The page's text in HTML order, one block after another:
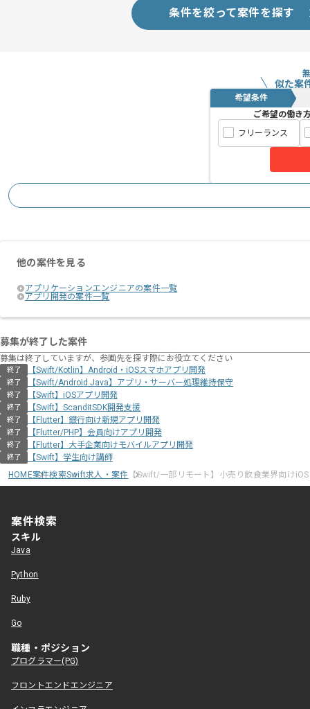
条件を絞って案件を探す
似た案
希望条件
ご希望の働き
フリーランス
他の案件を見る
アプリケーションエンジニアの案件一覧
アプリ開発の案件一覧
募集が終了した案件
募集は終了していますが、参画先を探す際にお役立てください
終了 【Swift/Kotlin】Android・iOSスマホアプリ開発
終了 【Swift/Android Java】アプリ・サーバー処理維持保守
終了 【Swift】iOSアプリ開発
終了 【Swift】ScanditSDK開発支援
終了 【Flutter】銀行向け新規アプリ開発
終了 【Flutter/PHP】会員向けアプリ開発
終了 【Flutter】大手企業向けモバイルアプリ開発
終了
【Swift】学生向け講師
HOME案件検索Swift求人・案件 【Swift/一部リモート】小売り飲食業界向け
案件検索
スキル
Java
Python
Ruby
Go
職種・ポジション
プログラマー(PG)
フロントエンドエンジニア